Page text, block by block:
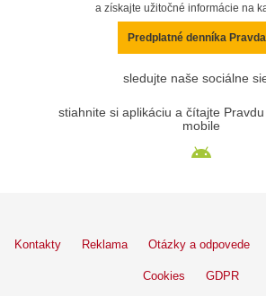
a získajte užitočné informácie na
Predplatné denníka Pravda
sledujte naše sociálne
stiahnite si aplikáciu a čítajte
mobile
Kontakty Reklama Otázky a odpovede
Cookies GDPR